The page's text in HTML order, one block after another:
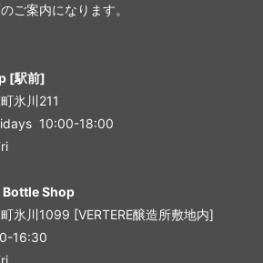
ご案内になります。
[駅前]
氷川211
10:00-18:00
Bottle Shop
氷川1099 [VERTERE醸造所敷地内]
16:30